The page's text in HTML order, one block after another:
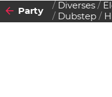
Party
Diverses
Dubstep